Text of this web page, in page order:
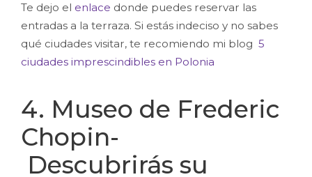
Te dejo el enlace donde puedes reservar las
entradas a la terraza. Si estás indeciso y no sabes
qué ciudades visitar, te recomiendo mi blog 5
ciudades imprescindibles en Polonia
4. Museo de Frederic
Chopin-
Descubrirás su